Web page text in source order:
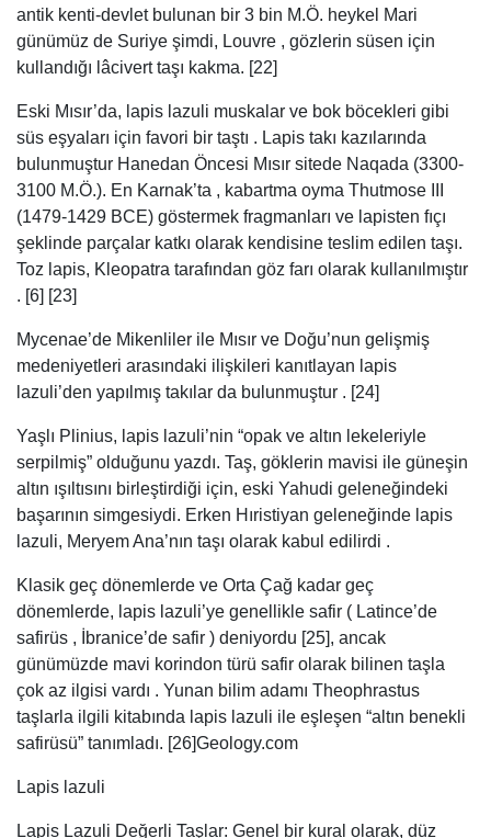
antik kenti-devlet bulunan bir 3 bin M.Ö. heykel Mari
günümüz de Suriye şimdi, Louvre , gözlerin süsen için
kullandığı lâcivert taşı kakma. [22]
Eski Mısır’da, lapis lazuli muskalar ve bok böcekleri gibi
süs eşyaları için favori bir taştı . Lapis takı kazılarında
bulunmuştur Hanedan Öncesi Mısır sitede Naqada (3300-
3100 M.Ö.). En Karnak’ta , kabartma oyma Thutmose III
(1479-1429 BCE) göstermek fragmanları ve lapisten fıçı
şeklinde parçalar katkı olarak kendisine teslim edilen taşı.
Toz lapis, Kleopatra tarafından göz farı olarak kullanılmıştır
. [6] [23]
Mycenae’de Mikenliler ile Mısır ve Doğu’nun gelişmiş
medeniyetleri arasındaki ilişkileri kanıtlayan lapis
lazuli’den yapılmış takılar da bulunmuştur . [24]
Yaşlı Plinius, lapis lazuli’nin “opak ve altın lekeleriyle
serpilmiş” olduğunu yazdı. Taş, göklerin mavisi ile güneşin
altın ışıltısını birleştirdiği için, eski Yahudi geleneğindeki
başarının simgesiydi. Erken Hıristiyan geleneğinde lapis
lazuli, Meryem Ana’nın taşı olarak kabul edilirdi .
Klasik geç dönemlerde ve Orta Çağ kadar geç
dönemlerde, lapis lazuli’ye genellikle safir ( Latince’de
safirüs , İbranice’de safir ) deniyordu [25], ancak
günümüzde mavi korindon türü safir olarak bilinen taşla
çok az ilgisi vardı . Yunan bilim adamı Theophrastus
taşlarla ilgili kitabında lapis lazuli ile eşleşen “altın benekli
safirüsü” tanımladı. [26]Geology.com
Lapis lazuli
Lapis Lazuli Değerli Taşlar: Genel bir kural olarak, düz